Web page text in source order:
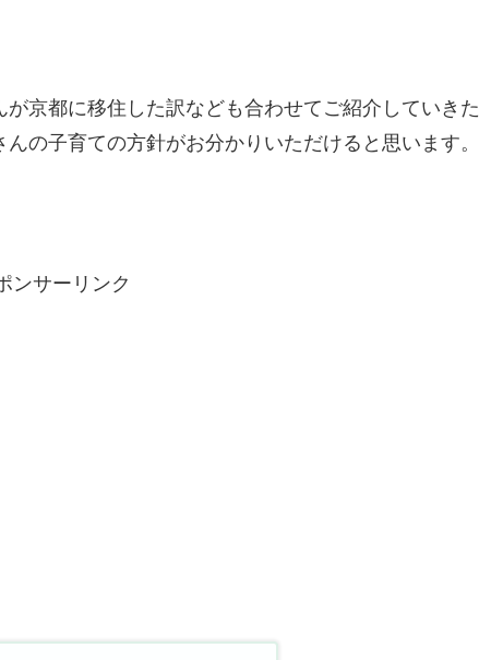
京都に移住した訳なども合わせてご紹介していきた
の子育ての方針がお分かりいただけると思います。
ンサーリンク